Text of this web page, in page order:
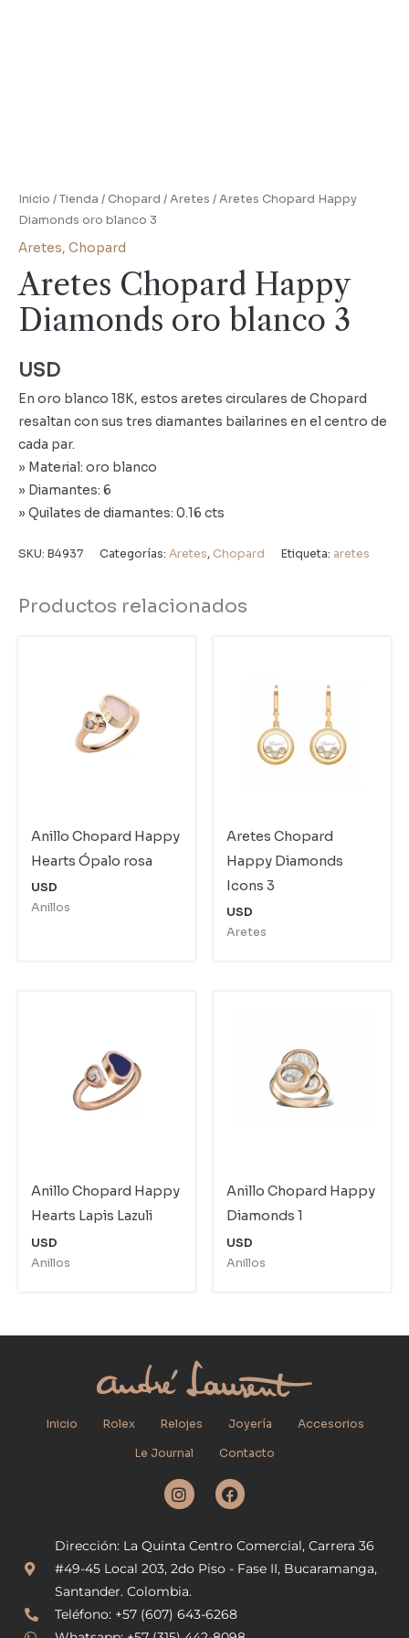
Inicio /Tienda / Chopard /Aretes / Aretes Chopard Happy
Diamonds oro blanco 3
Aretes, Chopard
Aretes Chopard Happy
Diamonds oro blanco 3
USD
En oro blanco 18K, estos aretes circulares de Chopard
resaltan con sus tres diamantes bailarines en el centro de
cada par.
» Material: oro blanco
» Diamantes: 6
» Quilates de diamantes: 0.16 cts
SKU: B4937 Categorías: Aretes, Chopard Etiqueta: aretes
Productos relacionados
Anillo Chopard Happy
Hearts Ópalo rosa
USD
Anillos
Aretes Chopard
Happy Diamonds
Icons 3
USD
Aretes
Anillo Chopard Happy
Hearts Lapis Lazuli
USD
Anillos
Anillo Chopard Happy
Diamonds 1
USD
Anillos
Inicio Rolex Relojes Joyería
Accesorios
Le Journal
Contacto
I
n
a
g
r
a
m
F
a
b
o
Dirección: La Quinta Centro Comercial, Carrera 36
#49-45 Local 203, 2do Piso - Fase II, Bucaramanga,
Santander. Colombia.
Teléfono: +57 (607) 643-6268